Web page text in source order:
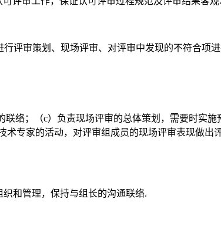
行评审策划、现场评审、对评审中发现的不符合项
联络；（c）负责现场评审的总体策划，需要时实
专家的活动，对评审组成员的现场评审表现做
织和管理，保持与组长的沟通联络.